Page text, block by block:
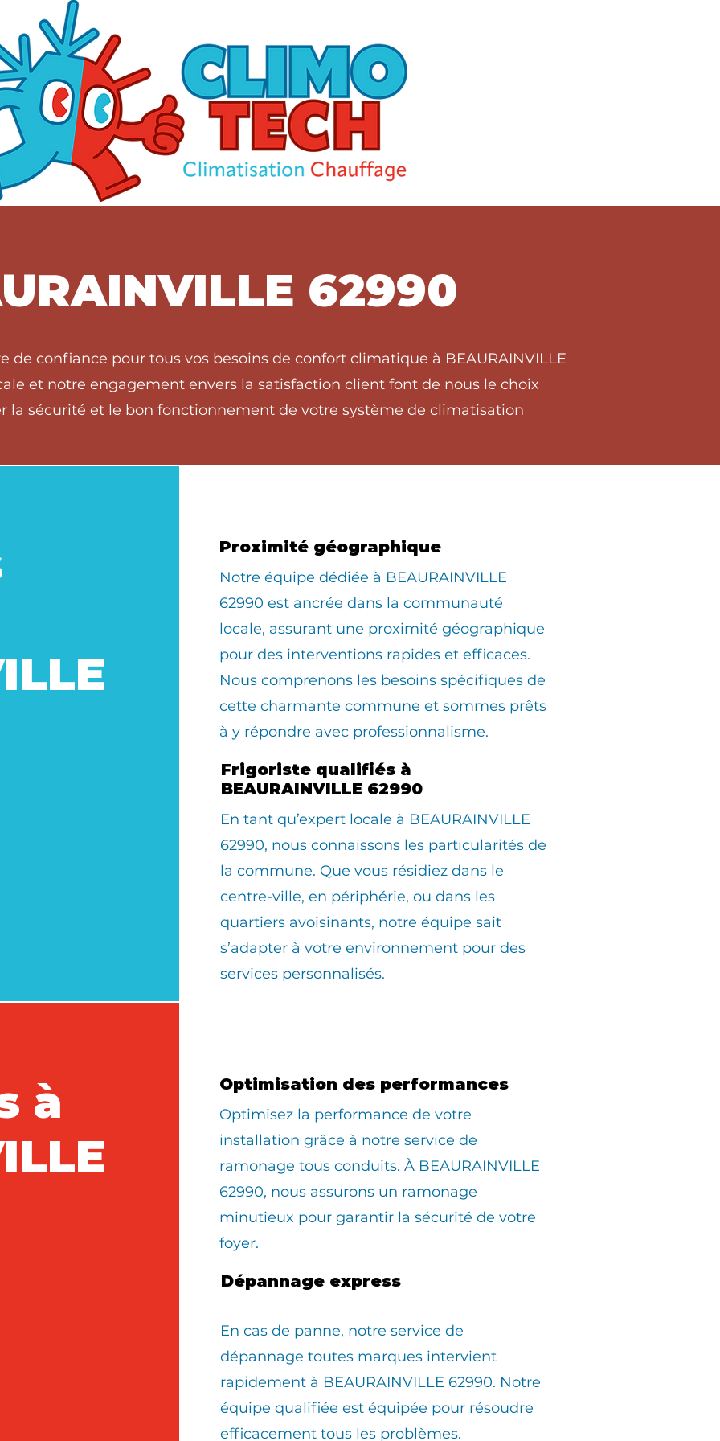
62990
de confiance pour tous vos besoins de confort climatique à BEAURAINVILLE
et notre engagement envers la satisfaction client font de nous le choix
la sécurité et le bon fonctionnement de votre système de climatisation
Proximité géographique
​Notre équipe dédiée à BEAURAINVILLE
62990 est ancrée dans la communauté
locale, assurant une proximité géographique
pour des interventions rapides et efficaces.
Nous comprenons les besoins spécifiques de
cette charmante commune et sommes prêts
à y répondre avec professionnalisme.
Frigoriste qualifiés à
BEAURAINVILLE 62990
En tant qu’expert locale à BEAURAINVILLE
62990, nous connaissons les particularités de
la commune. Que vous résidiez dans le
centre-ville, en périphérie, ou dans les
quartiers avoisinants, notre équipe sait
s’adapter à votre environnement pour des
services personnalisés.
à
Optimisation des performances
Optimisez la performance de votre
installation grâce à notre service de
ramonage tous conduits. À BEAURAINVILLE
62990, nous assurons un ramonage
minutieux pour garantir la sécurité de votre
foyer.
Dépannage express
En cas de panne, notre service de
dépannage toutes marques intervient
rapidement à BEAURAINVILLE 62990. Notre
équipe qualifiée est équipée pour résoudre
efficacement tous les problèmes.